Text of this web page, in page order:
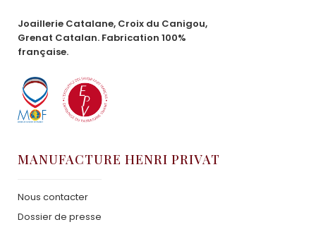
Joaillerie Catalane, Croix du Canigou,
Grenat Catalan. Fabrication 100%
française.
MANUFACTURE HENRI PRIVAT
Nous contacter
Dossier de presse